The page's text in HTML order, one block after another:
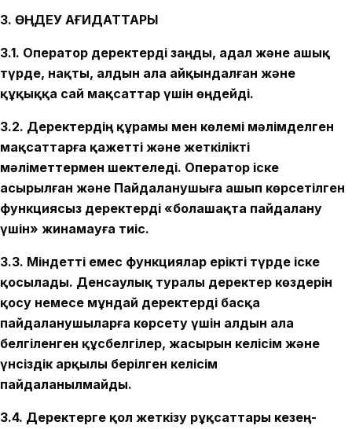
3. ӨҢДЕУ ҚАҒИДАТТАРЫ
3.1. Оператор деректерді заңды, адал және ашық
түрде, нақты, алдын ала айқындалған және
құқыққа сай мақсаттар үшін өңдейді.
3.2. Деректердің құрамы мен көлемі мәлімделген
мақсаттарға қажетті және жеткілікті
мәліметтермен шектеледі. Оператор іске
асырылған және Пайдаланушыға ашып көрсетілген
функциясыз деректерді «болашақта пайдалану
үшін» жинамауға тиіс.
3.3. Міндетті емес функциялар ерікті түрде іске
қосылады. Денсаулық туралы деректер көздерін
қосу немесе мұндай деректерді басқа
пайдаланушыларға көрсету үшін алдын ала
белгіленген құсбелгілер, жасырын келісім және
үнсіздік арқылы берілген келісім
пайдаланылмайды.
3.4. Деректерге қол жеткізу рұқсаттары кезең-